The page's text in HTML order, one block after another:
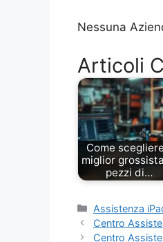
Nessuna
Articoli
Come
miglior
pezzi di…
Categorie
Assistenza
Centro
Centro